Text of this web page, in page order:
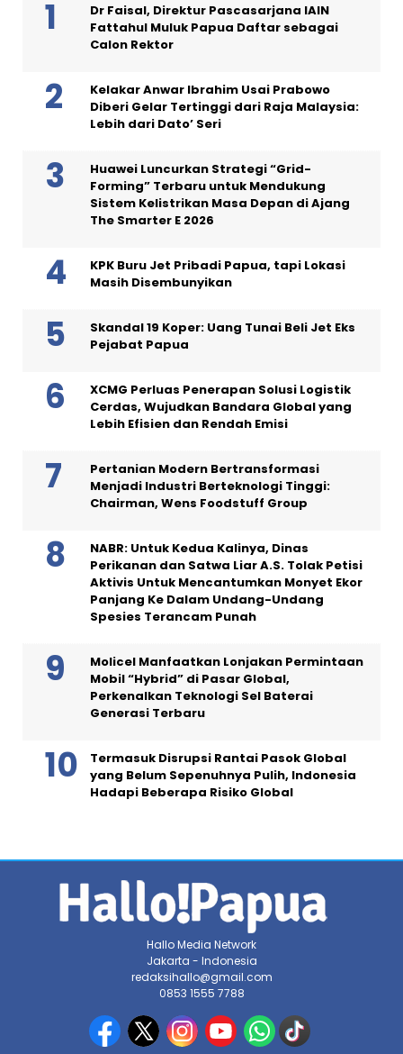
Dr Faisal, Direktur Pascasarjana IAIN
Fattahul Muluk Papua Daftar sebagai
Calon Rektor
Kelakar Anwar Ibrahim Usai Prabowo
Diberi Gelar Tertinggi dari Raja Malaysia:
Lebih dari Dato’ Seri
Huawei Luncurkan Strategi “Grid-
Forming” Terbaru untuk Mendukung
Sistem Kelistrikan Masa Depan di Ajang
The Smarter E 2026
KPK Buru Jet Pribadi Papua, tapi Lokasi
Masih Disembunyikan
Skandal 19 Koper: Uang Tunai Beli Jet Eks
Pejabat Papua
XCMG Perluas Penerapan Solusi Logistik
Cerdas, Wujudkan Bandara Global yang
Lebih Efisien dan Rendah Emisi
Pertanian Modern Bertransformasi
Menjadi Industri Berteknologi Tinggi:
Chairman, Wens Foodstuff Group
NABR: Untuk Kedua Kalinya, Dinas
Perikanan dan Satwa Liar A.S. Tolak Petisi
Aktivis Untuk Mencantumkan Monyet Ekor
Panjang Ke Dalam Undang-Undang
Spesies Terancam Punah
Molicel Manfaatkan Lonjakan Permintaan
Mobil “Hybrid” di Pasar Global,
Perkenalkan Teknologi Sel Baterai
Generasi Terbaru
Termasuk Disrupsi Rantai Pasok Global
yang Belum Sepenuhnya Pulih, Indonesia
Hadapi Beberapa Risiko Global
Hallo Media Network
Jakarta - Indonesia
redaksihallo@gmail.com
0853 1555 7788